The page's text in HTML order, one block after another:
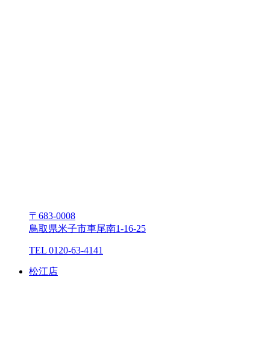
〒683-0008
⿃取県⽶⼦市⾞尾南1-16-25
TEL 0120-63-4141
松江店